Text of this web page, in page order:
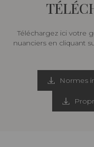
Téléchargez ici votre
nuanciers en cliquant
Normes